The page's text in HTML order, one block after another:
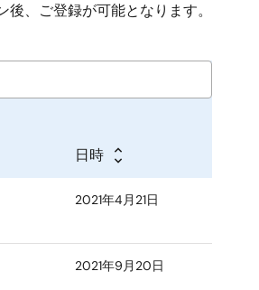
後、ご登録が可能となります。
日時
2021年4月21日
2021年9月20日